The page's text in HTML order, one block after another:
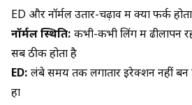
ED और नॉर्मल उतार-चढ़ाव में क्या फर्क
नॉर्मल स्थिति: कभी-कभी लिंग में ढीलापन
सब ठीक होता है
ED: लंबे समय तक लगातार इरेक्शन नहीं बन
हों